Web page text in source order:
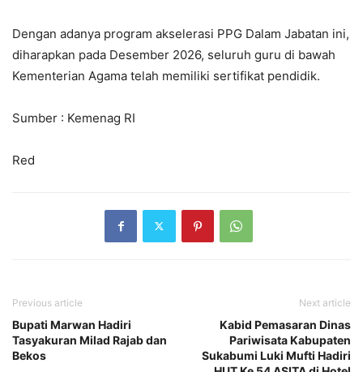
Dengan adanya program akselerasi PPG Dalam Jabatan ini,
diharapkan pada Desember 2026, seluruh guru di bawah
Kementerian Agama telah memiliki sertifikat pendidik.
Sumber : Kemenag RI
Red
Previous article
Bupati Marwan Hadiri
Tasyakuran Milad Rajab dan
Bekos
Next article
Kabid Pemasaran Dinas
Pariwisata Kabupaten
Sukabumi Luki Mufti Hadiri